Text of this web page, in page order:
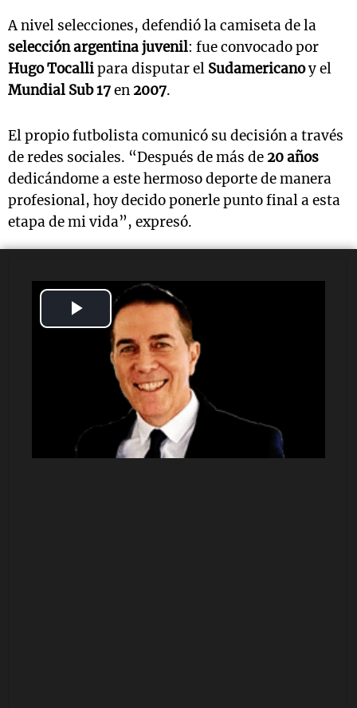
Play
Video
A nivel selecciones, defendió la camiseta de la
selección argentina juvenil: fue convocado por
Hugo Tocallipara disputar el Sudamericanoy el
Mundial Sub 17en 2007.
El propio futbolista comunicó su decisión a través
de redes sociales. “Después de más de 20 años
dedicándome a este hermoso deporte de manera
profesional, hoy decido ponerle punto final a esta
etapa de mi vida”, expresó.